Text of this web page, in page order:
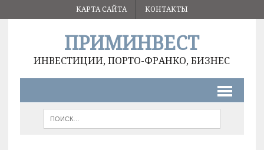
КАРТА САЙТА КОНТАКТЫ
ПРИМИНВЕСТ
ИНВЕСТИЦИИ, ПОРТО-ФРАНКО, БИЗНЕС